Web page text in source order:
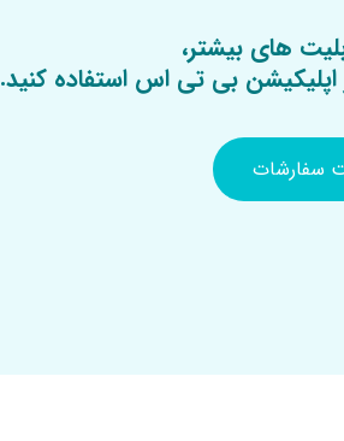
های بیشتر،
بی تی اس استفاده کنید.
سفارشات